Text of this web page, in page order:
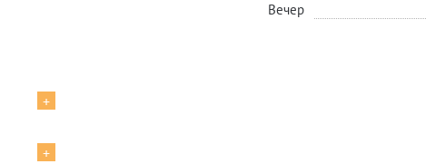
Вечер
+
+